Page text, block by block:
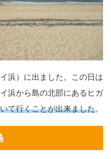
浜）に出ました。この日は
浜から島の北部にあるヒガ
て行くことが出来ました。